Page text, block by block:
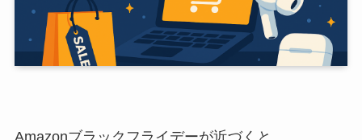
Amazonブラックフライデーが近づくと、